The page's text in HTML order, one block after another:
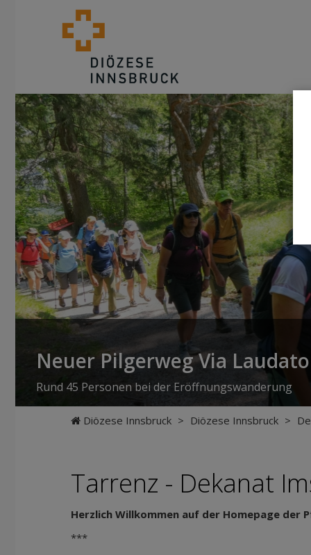
Neuer Pilgerweg Via Laudato
Rund 45 Personen bei der Eröffnungswanderung
Diözese Innsbruck > Diözese Innsbruck >
Tarrenz - Dekanat
Herzlich Willkommen auf der Homepage der
***